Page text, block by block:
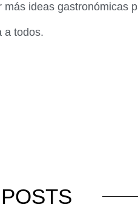
más ideas gastronómicas
a todos.
POSTS